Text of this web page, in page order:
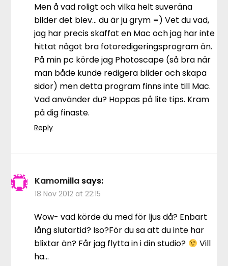
Men å vad roligt och vilka helt suveräna
bilder det blev… du är ju grym =) Vet du vad,
jag har precis skaffat en Mac och jag har inte
hittat något bra fotoredigeringsprogram än.
På min pc körde jag Photoscape (så bra när
man både kunde redigera bilder och skapa
sidor) men detta program finns inte till Mac.
Vad använder du? Hoppas på lite tips. Kram
på dig finaste.
Reply
Kamomilla says:
18 Nov 2012 at 22:15
Wow- vad körde du med för ljus då? Enbart
lång slutartid? Iso?För du sa att du inte har
blixtar än? Får jag flytta in i din studio?
Vill
ha…